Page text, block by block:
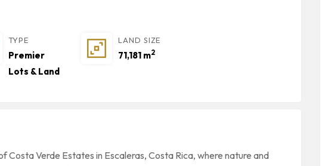
TYPE
Premier
Lots & Land
LAND SIZE
71,181 m2
Costa Verde Estates in Escaleras, Costa Rica, where nature and